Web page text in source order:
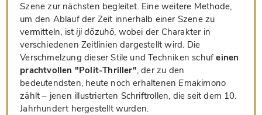
Szene zur nächsten begleitet. Eine weitere Methode,
um den Ablauf der Zeit innerhalb einer Szene zu
vermitteln, istiji dōzuhō, wobei der Charakter in
verschiedenen Zeitlinien dargestellt wird. Die
Verschmelzung dieser Stile und Techniken schufeinen
prachtvollen "Polit-Thriller", der zu den
bedeutendsten, heute noch erhaltenen Emakimono
zählt – jenen illustrierten Schriftrollen, die seit dem 10.
Jahrhundert hergestellt wurden.